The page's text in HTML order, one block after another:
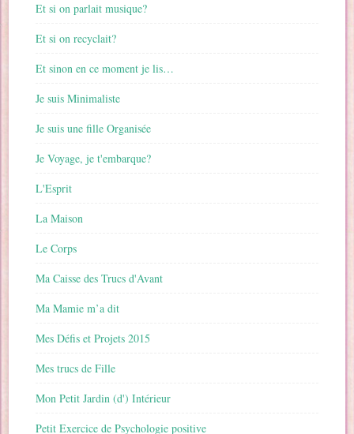
Et si on parlait musique?
Et si on recyclait?
Et sinon en ce moment je lis…
Je suis Minimaliste
Je suis une fille Organisée
Je Voyage, je t'embarque?
L'Esprit
La Maison
Le Corps
Ma Caisse des Trucs d'Avant
Ma Mamie m’a dit
Mes Défis et Projets 2015
Mes trucs de Fille
Mon Petit Jardin (d') Intérieur
Petit Exercice de Psychologie positive